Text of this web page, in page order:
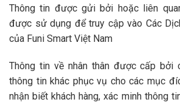
Thông tin được gửi bởi hoặc liên
được sử dụng để truy cập vào Các
của Funi Smart Việt Nam
Thông tin về nhân thân được cấp bởi
thông tin khác phục vụ cho các mục
nhận biết khách hàng, xác minh thông